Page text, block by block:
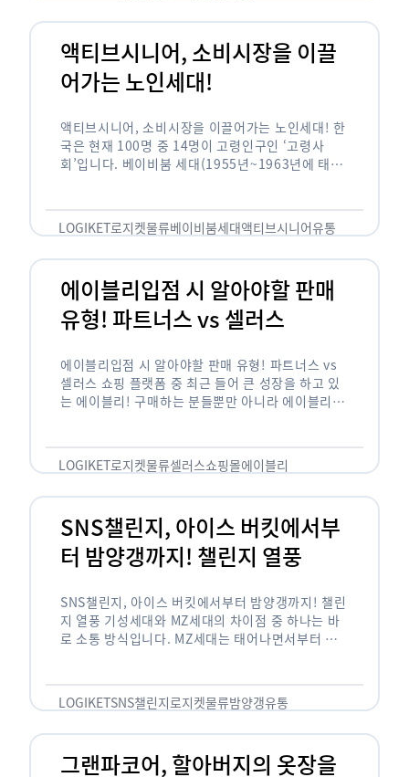
액티브시니어, 소비시장을 이끌
어가는 노인세대!
액티브시니어, 소비시장을 이끌어가는 노인세대! 한
국은 현재 100명 중 14명이 고령인구인 ‘고령사
회’입니다. 베이비붐 세대(1955년~1963년에 태어
오고 있습니다. 하지만 사회가 늙어가는 …
LOGIKET로지켓물류베이비붐세대액티브시니어유통
에이블리입점 시 알아야할 판매
유형! 파트너스 vs 셀러스
에이블리입점 시 알아야할 판매 유형! 파트너스 vs
셀러스 쇼핑 플랫폼 중 최근 들어 큰 성장을 하고 있
는 에이블리! 구매하는 분들뿐만 아니라 에이블리에
LOGIKET로지켓물류셀러스쇼핑몰에이블리
SNS챌린지, 아이스 버킷에서부
터 밤양갱까지! 챌린지 열풍
SNS챌린지, 아이스 버킷에서부터 밤양갱까지! 챌린
지 열풍 기성세대와 MZ세대의 차이점 중 하나는 바
로 소통 방식입니다. MZ세대는 태어나면서부터 디
도 능숙한 …
LOGIKETSNS챌린지로지켓물류밤양갱유통
그랜파코어, 할아버지의 옷장을